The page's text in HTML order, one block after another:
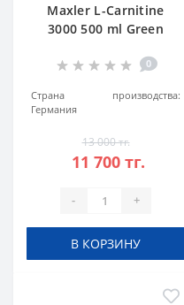
Maxler L-Carnitine
3000 500 ml Green
0
Страна производства:
Германия
13 000 тг.
11 700 тг.
- +
В КОРЗИНУ